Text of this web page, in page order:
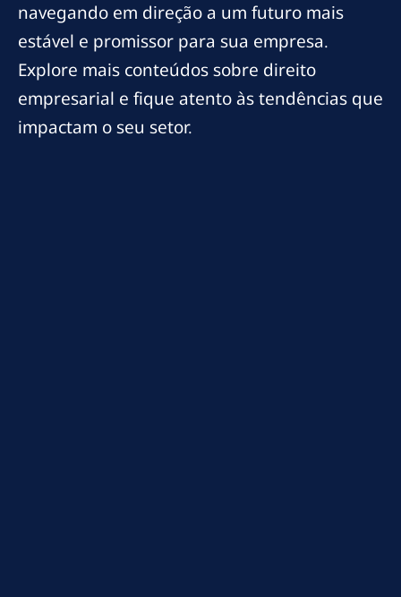
navegando em direção a um futuro mais
estável e promissor para sua empresa.
Explore mais conteúdos sobre direito
empresarial e fique atento às tendências que
impactam o seu setor.